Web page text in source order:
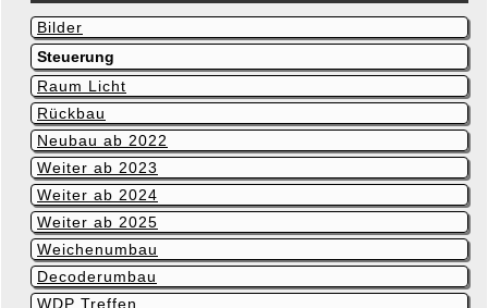
Navigation
überspringen
Bilder
Steuerung
Raum Licht
Rückbau
Neubau ab 2022
Weiter ab 2023
Weiter ab 2024
Weiter ab 2025
Weichenumbau
Decoderumbau
WDP Treffen